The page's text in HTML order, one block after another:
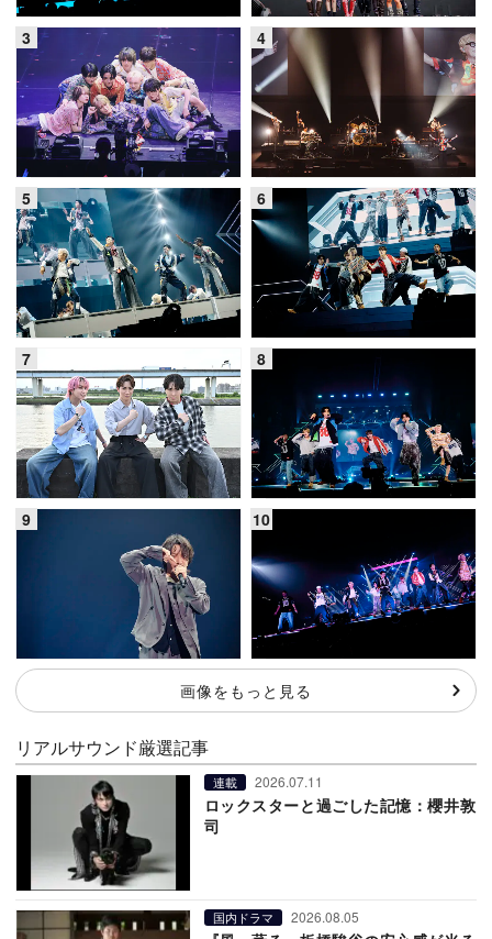
画像をもっと見る
リアルサウンド厳選記事
連載 2026.07.11
ロックスターと過ごした記憶：櫻井敦
司
国内ドラマ 2026.08.05